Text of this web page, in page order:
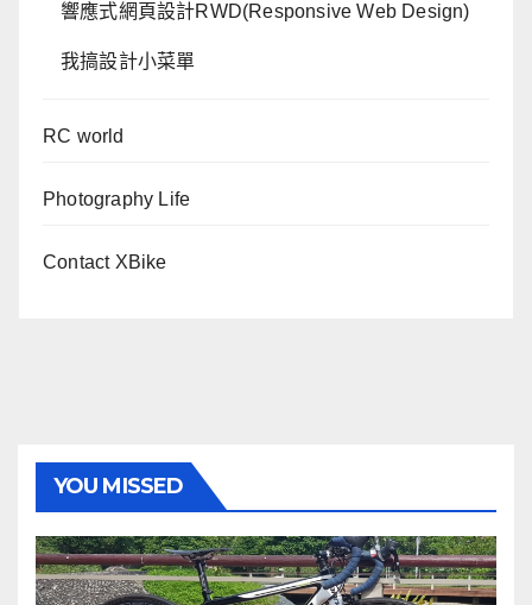
響應式網頁設計RWD(Responsive Web Design)
我搞設計小菜單
RC world
Photography Life
Contact XBike
YOU MISSED